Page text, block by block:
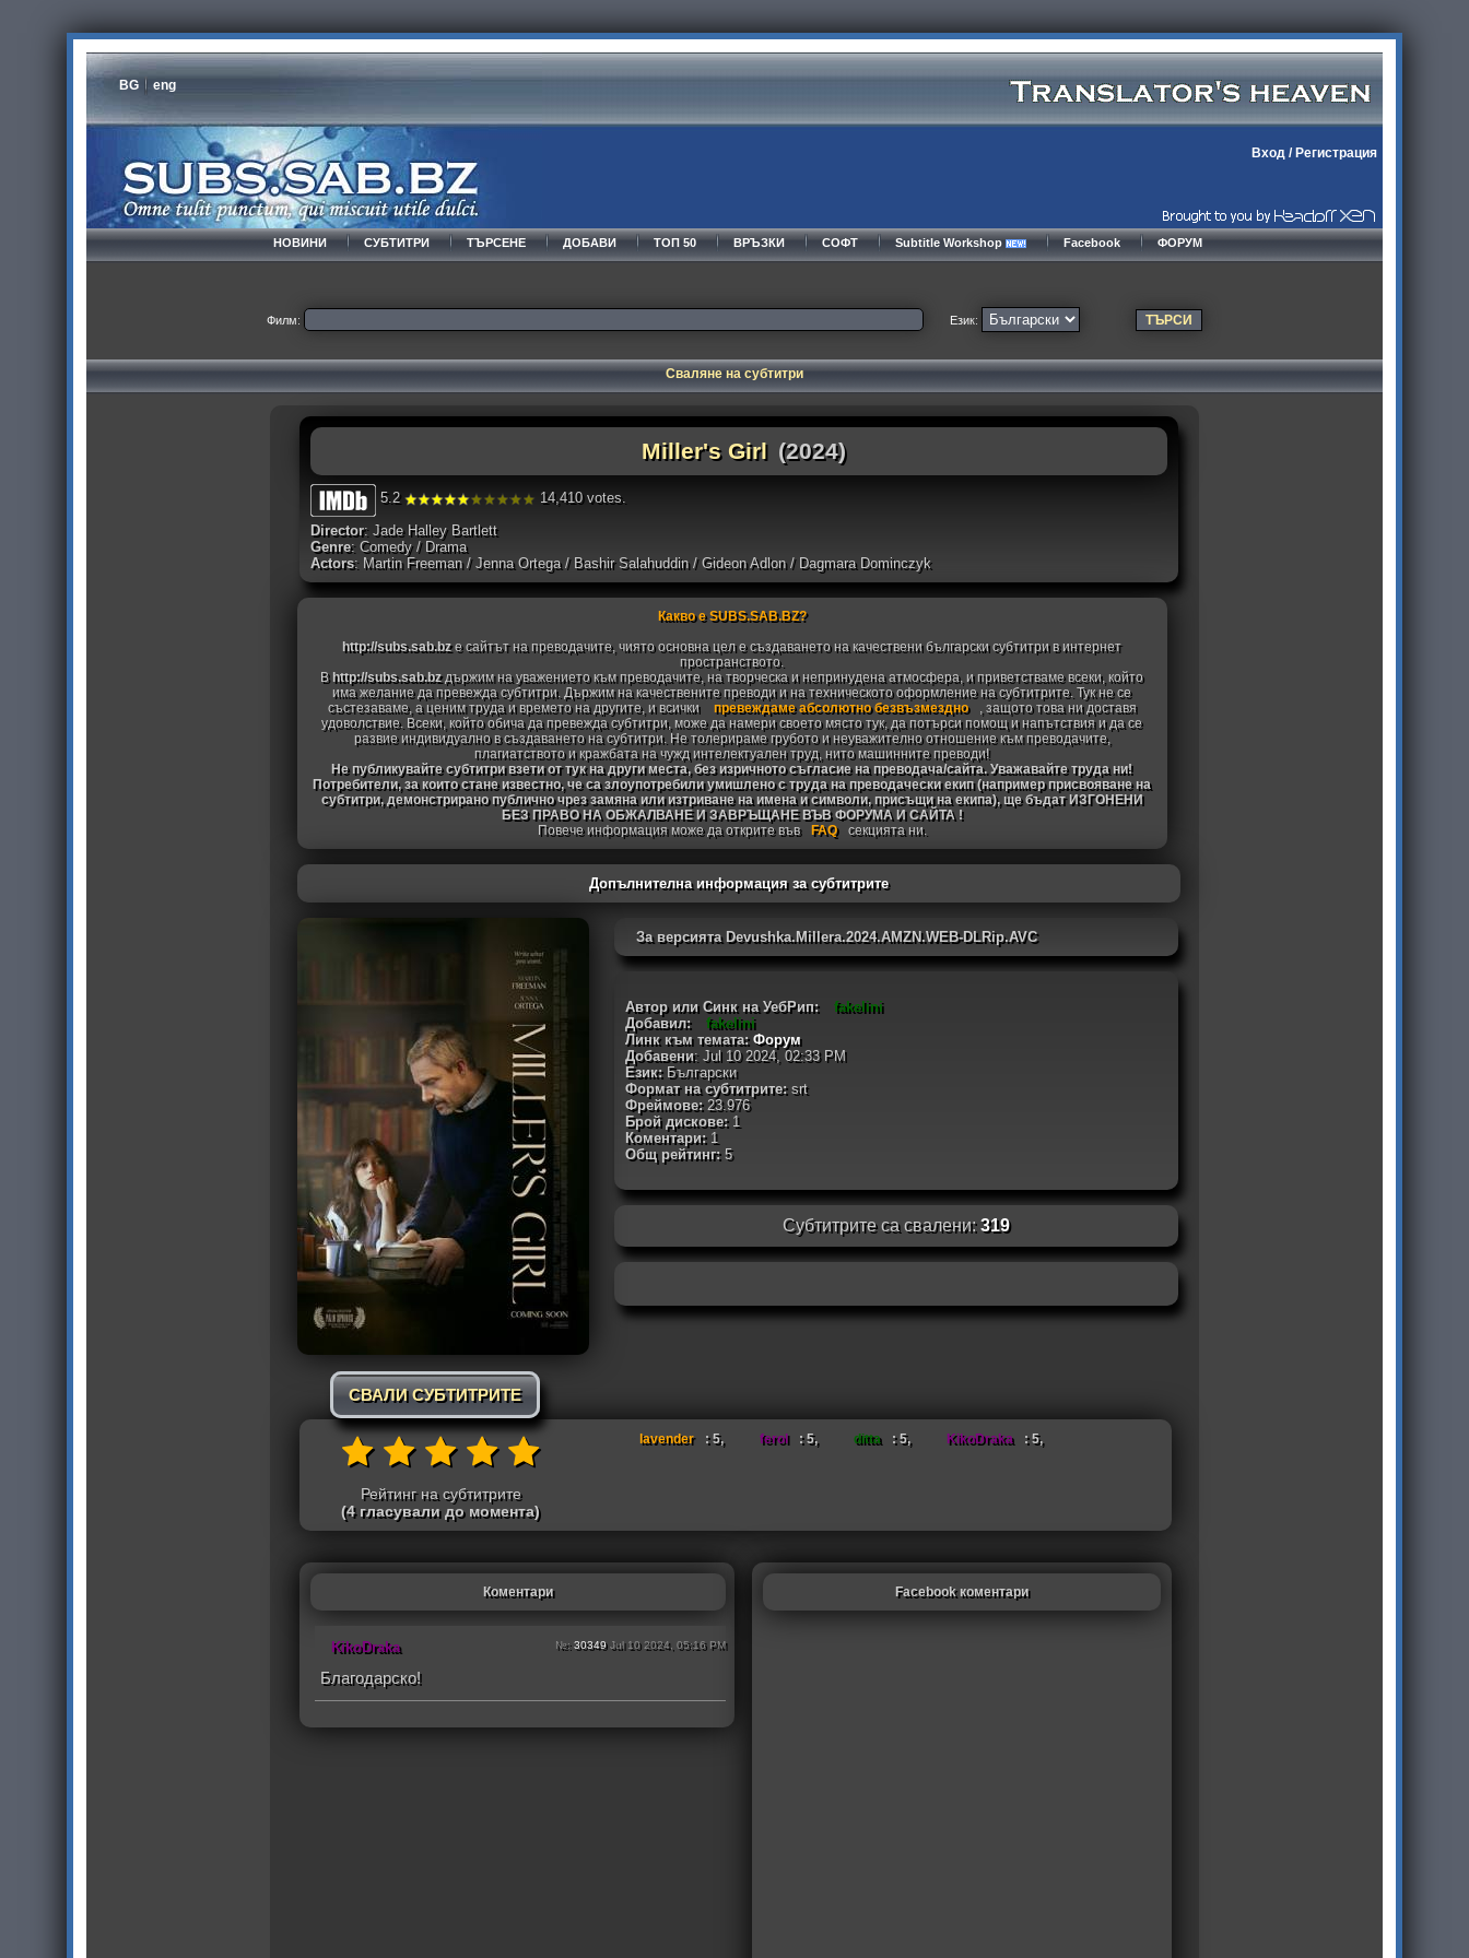
BG eng
Вход/ Регистрация
НОВИНИ СУБТИТРИ ТЪРСЕНЕ ДОБАВИ ТОП 50 ВРЪЗКИ СОФТ Subtitle Workshop Facebook ФОРУМ
Филм: Език:
Сваляне на субтитри
Miller's Girl (2024)
5.2 14,410 votes.
Director: Jade Halley Bartlett
Genre: Comedy / Drama
Actors: Martin Freeman / Jenna Ortega / Bashir Salahuddin / Gideon Adlon / Dagmara Dominczyk
Какво е SUBS.SAB.BZ?
http://subs.sab.bzе сайтът на преводачите, чиято основна цел е създаването на качествени български субтитри в интернет
пространството.
В http://subs.sab.bzдържим на уважението към преводачите, на творческа и непринудена атмосфера, и приветстваме всеки, който
има желание да превежда субтитри. Държим на качествените преводи и на техническото оформление на субтитрите. Тук не се
състезаваме, а ценим труда и времето на другите, и всички
превеждаме абсолютно безвъзмездно
, защото това ни доставя
удоволствие. Всеки, който обича да превежда субтитри, може да намери своето място тук, да потърси помощ и напътствия и да се
развие индивидуално в създаването на субтитри. Не толерираме грубото и неуважително отношение към преводачите,
плагиатството и кражбата на чужд интелектуален труд, нито машинните преводи!
Не публикувайте субтитри взети от тук на други места, без изричното съгласие на преводача/сайта. Уважавайте труда ни!
Потребители, за които стане известно, че са злоупотребили умишлено с труда на преводачески екип (например присвояване на
субтитри, демонстрирано публично чрез замяна или изтриване на имена и символи, присъщи на екипа), ще бъдат ИЗГОНЕНИ
БЕЗ ПРАВО НА ОБЖАЛВАНЕ И ЗАВРЪЩАНЕ ВЪВ ФОРУМА И САЙТА !
Повече информация може да открите във
FAQ секцията ни.
Допълнителна информация за субтитрите
СВАЛИ СУБТИТРИТЕ
За версията Devushka.Millera.2024.AMZN.WEB-DLRip.AVC
Автор или Синк на УебРип:
fakelini
Добавил:
fakelini
Линк към темата: Форум
Добавени: Jul 10 2024, 02:33 PM
Език:Български
Формат на субтитрите:srt
Фреймове:23.976
Брой дискове:1
Коментари: 1
Общ рейтинг:5
Субтитрите са свалени:319
Рейтинг на субтитрите
(4 гласували до момента)
lavender : 5, ferol : 5, ditta : 5, KikoDraka : 5,
Коментари
KikoDraka №:30349Jul 10 2024, 05:16 PM
Благодарско!
Facebook коментари